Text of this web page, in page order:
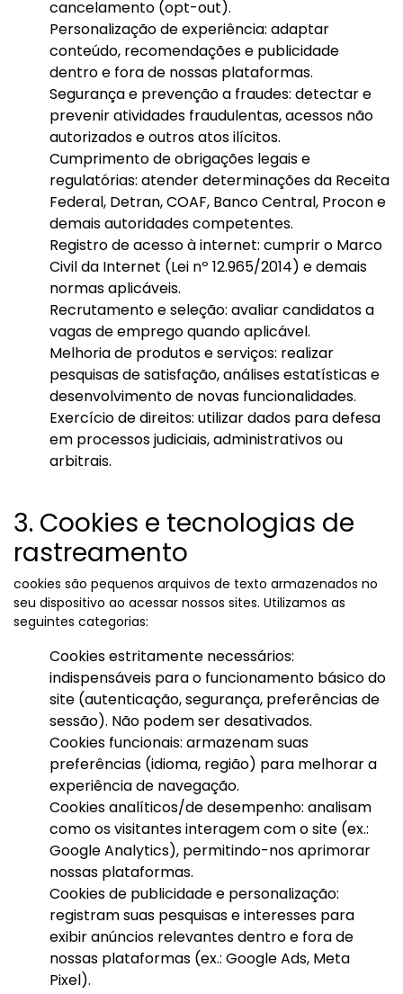
cancelamento (opt-out).
Personalização de experiência: adaptar
conteúdo, recomendações e publicidade
dentro e fora de nossas plataformas.
Segurança e prevenção a fraudes: detectar e
prevenir atividades fraudulentas, acessos não
autorizados e outros atos ilícitos.
Cumprimento de obrigações legais e
regulatórias: atender determinações da Receita
Federal, Detran, COAF, Banco Central, Procon e
demais autoridades competentes.
Registro de acesso à internet: cumprir o Marco
Civil da Internet (Lei nº 12.965/2014) e demais
normas aplicáveis.
Recrutamento e seleção: avaliar candidatos a
vagas de emprego quando aplicável.
Melhoria de produtos e serviços: realizar
pesquisas de satisfação, análises estatísticas e
desenvolvimento de novas funcionalidades.
Exercício de direitos: utilizar dados para defesa
em processos judiciais, administrativos ou
arbitrais.
3. Cookies e tecnologias de
rastreamento
cookies são pequenos arquivos de texto armazenados no
seu dispositivo ao acessar nossos sites. Utilizamos as
seguintes categorias:
Cookies estritamente necessários:
indispensáveis para o funcionamento básico do
site (autenticação, segurança, preferências de
sessão). Não podem ser desativados.
Cookies funcionais: armazenam suas
preferências (idioma, região) para melhorar a
experiência de navegação.
Cookies analíticos/de desempenho: analisam
como os visitantes interagem com o site (ex.:
Google Analytics), permitindo-nos aprimorar
nossas plataformas.
Cookies de publicidade e personalização:
registram suas pesquisas e interesses para
exibir anúncios relevantes dentro e fora de
nossas plataformas (ex.: Google Ads, Meta
Pixel).